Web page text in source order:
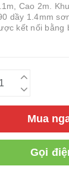
Cao 2m.
dầy 1.4mm
kết nối bằng
Mua
Gọi